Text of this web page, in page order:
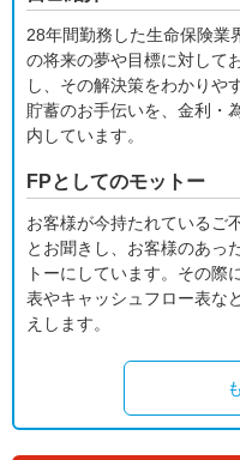
28年間勤務した生命保険業
の将来の夢や目標に対して
し、その解決策をわかりや
貯蓄のお手伝いを、金利・
内しています。
FPとしてのモットー
お客様が今持たれているご
とお聞きし、お客様のあっ
トーにしています。その際
表やキャッシュフロー表な
えします。